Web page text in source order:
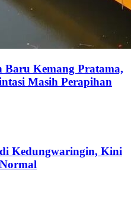
Baru Kemang Pratama,
Masih Perapihan
Kedungwaringin, Kini